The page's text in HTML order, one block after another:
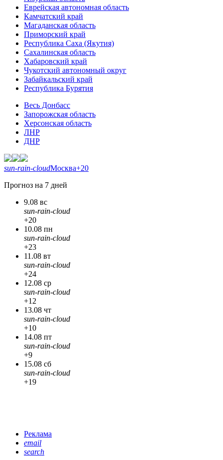
Еврейская автономная область
Камчатский край
Магаданская область
Приморский край
Республика Саха (Якутия)
Сахалинская область
Хабаровский край
Чукотский автономный округ
Забайкальский край
Республика Бурятия
Весь Донбасс
Запорожская область
Херсонская область
ЛНР
ДНР
sun-rain-cloudМосква+20
Прогноз на 7 дней
9.08 вс
sun-rain-cloud
+20
10.08 пн
sun-rain-cloud
+23
11.08 вт
sun-rain-cloud
+24
12.08 ср
sun-rain-cloud
+12
13.08 чт
sun-rain-cloud
+10
14.08 пт
sun-rain-cloud
+9
15.08 сб
sun-rain-cloud
+19
Реклама
email
search